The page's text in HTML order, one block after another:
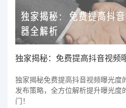
独家揭秘：免费提高抖音视频
独家揭秘免费提高抖音视频曝光度
发布策略，全方位解析提升曝光度
门！